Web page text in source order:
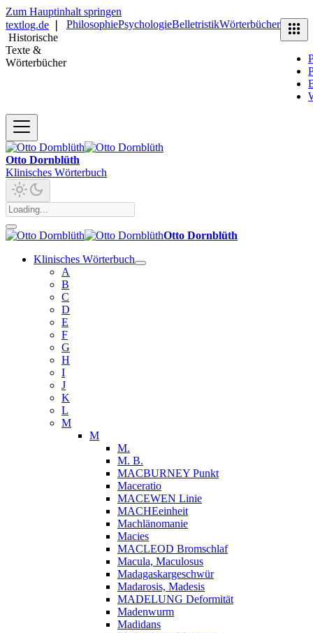
Zum Hauptinhalt springen
textlog.de
Historische
Texte &
Wörterbücher
PhilosophiePsychologieBelletristikWörterbücher
Otto Dornblüth
Klinisches Wörterbuch
Otto Dornblüth
Klinisches Wörterbuch
A
B
C
D
E
F
G
H
I
J
K
L
M
M
M.
M. B.
MACBURNEY Punkt
Maceratio
MACEWEN Linie
MACHEeinheit
Machlänomanie
Macies
MACLEOD Bromschlaf
Macula, Maculosus
Madagaskargeschwür
Madarosis, Madesis
MADELUNG Deformität
Madenwurm
Madidans